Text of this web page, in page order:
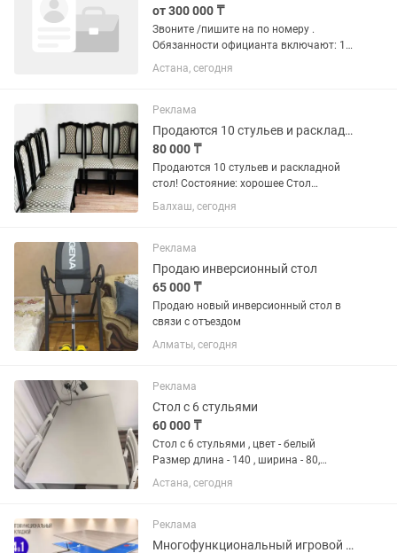
от 300 000 ₸
Звоните /пишите на по номеру .
Обязанности официанта включают: 1.
Прием заказов от гостей. 2.
Обслуживание столов (подача блюд и
по меню. 4. Поддержание...
Астана, сегодня
Реклама
Продаются 10 стульев и раскладной стол
80 000 ₸
Продаются 10 стульев и раскладной
стол! Состояние: хорошее Стол
раскладной: Размер, длина 2 м,
ширина 80 см Стол и стулья цвет
Писать на в@цап
Балхаш, сегодня
Реклама
Продаю инверсионный стол
65 000 ₸
Продаю новый инверсионный стол в
связи с отъездом
Алматы, сегодня
Реклама
Стол с 6 стульями
60 000 ₸
Стол с 6 стульями , цвет - белый
Размер длина - 140 , ширина - 80,
высота столам 75 САМОВЫВОЗ ,
Астана, сегодня
Реклама
Многофункциональный игровой стол 4 в 1 бильярд, теннис, хоккей